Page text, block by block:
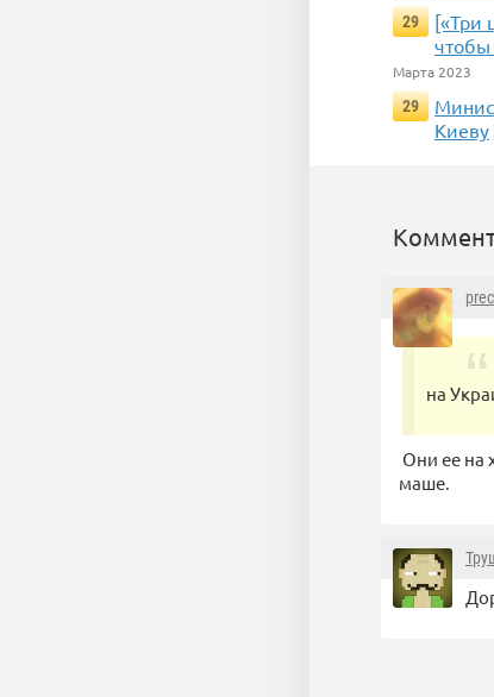
29
[«Три
чтобы
Марта 2023
29
Киеву
на
Они ее на
маше.